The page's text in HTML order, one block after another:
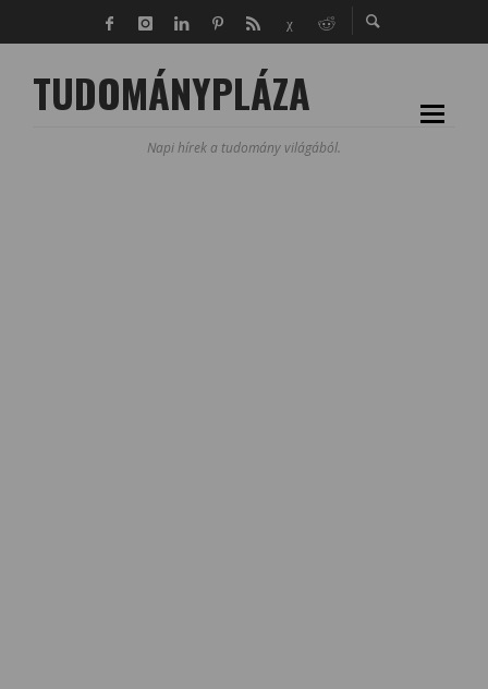
TUDOMÁNYPLÁZA
Napi hírek a tudomány világából.